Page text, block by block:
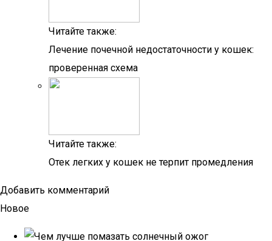
Читайте также:
Лечение почечной недостаточности у кошек:
проверенная схема
Читайте также:
Отек легких у кошек не терпит промедления
Добавить комментарий
Новое